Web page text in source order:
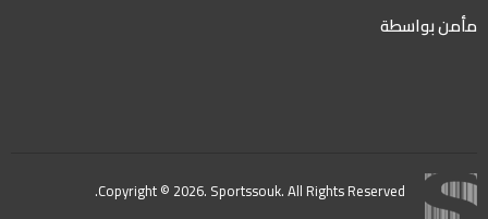
مأمن بواسطة
Copyright © 2026. Sportssouk. All Rights Reserved.